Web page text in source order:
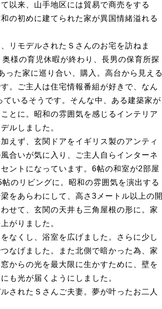
以来、山手地区には貿易で商売をする
の初めに建てられた家が異国情緒溢れる
リモデルされたＳさんのお宅を訪ねま
様の育児休暇が終わり、長男の保育所探
った家に巡り合い、購入。高台から見える
。ご主人は住宅情報番組が好きで、なん
いるそうです。そんな中、ある建築家が
とに。昭和の雰囲気を感じるインテリア
ルしました。
えず、玄関ドアをイギリス製のアンティ
合いが気に入り、ご主人自らインターネ
ントになっています。6帖の和室が2部屋
のリビングに。昭和の雰囲気を演出する
をあらわにして、高さ3メートル以上の開
せて、玄関の天井も三角屋根の形に。家
がりました。
なくし、浴室を広げました。さらに少し
なげました。また北側で暗かった為、家
からの光を最大限に生かすために、壁を
も光が届くようにしました。
されたＳさんご夫妻。夢が叶ったお二人